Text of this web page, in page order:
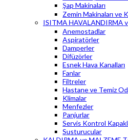
Şap Makinaları
Zemin Makinaları ve
ISITMA HAVALANDIRMA
Anemostadlar
Aspiratörler
Damperler
Difüzörler
Esnek Hava Kanalları
Fanlar
Filtreler
Hastane ve Temiz
Klimalar
Menfezler
Panjurlar
Servis Kontrol
Susturucular